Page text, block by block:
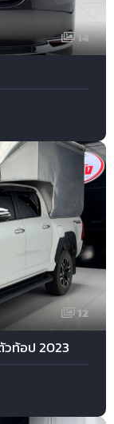
14
12
วท้อป 2023